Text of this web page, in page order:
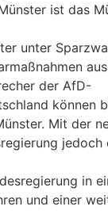
ist das
unter
der AfD-
Mit der
in
und einer